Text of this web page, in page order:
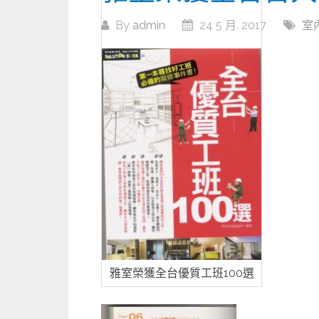
By admin 24 5 月, 2017 室
雅室榮獲全台優質工班100選